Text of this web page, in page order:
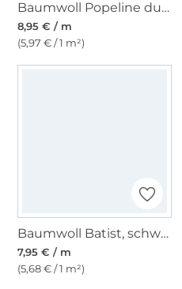
Baumwoll Popeline dunkelrot
8,95 € / m
(5,97 € / 1 m²)
Baumwoll Batist, schwarz
7,95 € / m
(5,68 € / 1 m²)